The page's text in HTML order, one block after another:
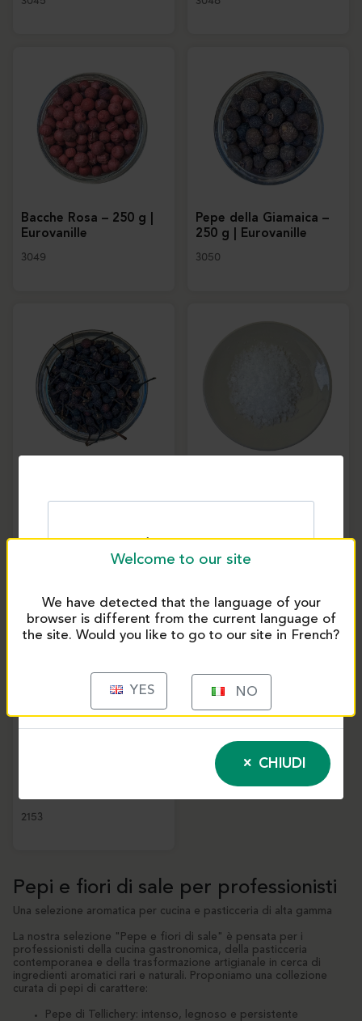
Bacche Rosa – 250 g |
Eurovanille
3049
Pepe della Giamaica –
250 g | Eurovanille
3050
Eurovanille
2153
Pepi e fiori di sale per professionisti
Una selezione aromatica per cucina e pasticceria di alta gamma
La nostra selezione "Pepe e fiori di sale" è pensata per i
professionisti della cucina gastronomica, della pasticceria
contemporanea e della trasformazione artigianale in cerca di
ingredienti aromatici rari e naturali. Proponiamo una collezione
curata di pepi di carattere:
Pepe di Tellichery: intenso, legnoso e persistente
CHIUDI
Welcome to our site
We have detected that the language of your
browser is different from the current language of
the site. Would you like to go to our site in French?
YES NO